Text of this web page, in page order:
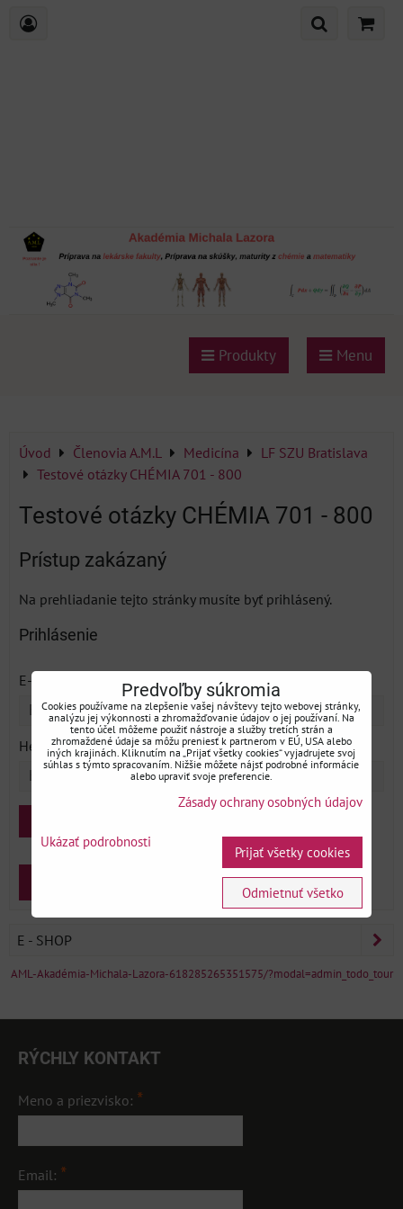
Produkty Menu
Úvod Členovia A.M.L Medicína
LF SZU Bratislava
Testové otázky CHÉMIA 701 - 800
Testové otázky CHÉMIA 701 - 800
Prístup zakázaný
Na prehliadanie tejto stránky musíte byť prihlásený.
Prihlásenie
E-mail: *
Heslo:*
Zaregistrovať sa
E - SHOP
AML-Akadémia-Michala-Lazora-618285265351575/?modal=admin_todo_tour
RÝCHLY KONTAKT
Meno a priezvisko: *
Email: *
Predvoľby súkromia
Cookies používame na zlepšenie vašej návštevy tejto webovej stránky,
analýzu jej výkonnosti a zhromažďovanie údajov o jej používaní. Na
tento účel môžeme použiť nástroje a služby tretích strán a
zhromaždené údaje sa môžu preniesť k partnerom v EÚ, USA alebo
iných krajinách. Kliknutím na „Prijať všetky cookies“ vyjadrujete svoj
súhlas s týmto spracovaním. Nižšie môžete nájsť podrobné informácie
alebo upraviť svoje preferencie.
Zásady ochrany osobných údajov
Ukázať podrobnosti
Prijať všetky cookies
Odmietnuť všetko